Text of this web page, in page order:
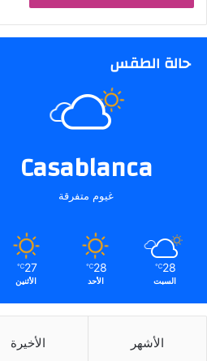
حالة الطقس
Casablanca
غيوم متفرقة
28
℃
السبت
28
℃
الأحد
27
℃
الأثنين
الأشهر الأخيرة